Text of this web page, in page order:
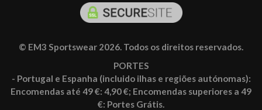
© EM3 Sportswear 2026. Todos os direitos reservados.
PORTES
- Portugal e Espanha (incluido ilhas e regiões autónomas):
Encomendas até 49 €: 4,90 €; Encomendas superiores a 49
€: Portes Grátis.